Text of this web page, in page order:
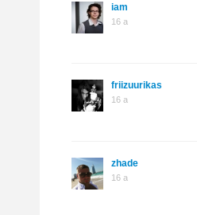
iam
16 a
friizuurikas
16 a
zhade
16 a